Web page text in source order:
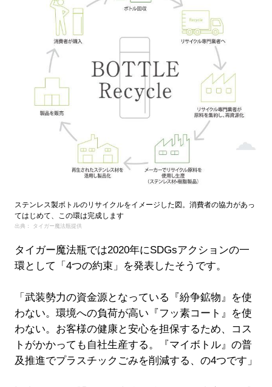
ステンレス製ボトルのリサイクルをイメージした図。消費者の協力があっ
てはじめて、この環は完成します
出典： タイガー魔法瓶提供
タイガー魔法瓶では2020年にSDGsアクションの一
環として「4つの約束」を発表したそうです。
「武装勢力の資金源となっている『紛争鉱物』を使
わない。環境への負荷が高い『フッ素コート』を使
わない。お客様の健康と安心を担保するため、コス
トがかかっても自社生産する。『マイボトル』の普
及推進でプラスチックごみを削減する、の4つです」